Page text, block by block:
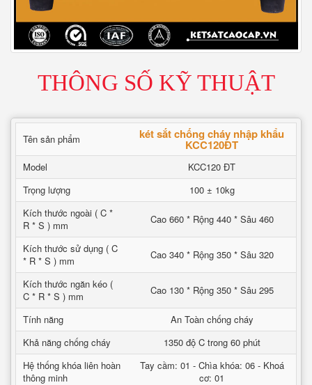
THÔNG SỐ KỸ THUẬT
Tên sản phẩm két sắt chống cháy nhập khẩu
KCC120ĐT
Model
KCC120 ĐT
Trọng lượng
100 ± 10kg
Kích thước ngoài ( C *
R * S ) mm
Cao 660 * Rộng 440 * Sâu 460
Kích thước sử dụng ( C
* R * S ) mm
Cao 340 * Rộng 350 * Sâu 320
Kích thước ngăn kéo (
C * R * S ) mm
Cao 130 * Rộng 350 * Sâu 295
Tính năng
An Toàn chống cháy
Khả năng chống cháy
1350 độ C trong 60 phút
Hệ thống khóa liên hoàn
thông minh
Tay cầm: 01 - Chìa khóa: 06 - Khoá
cơ: 01